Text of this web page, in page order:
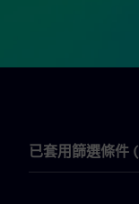
已套用篩選條件 (